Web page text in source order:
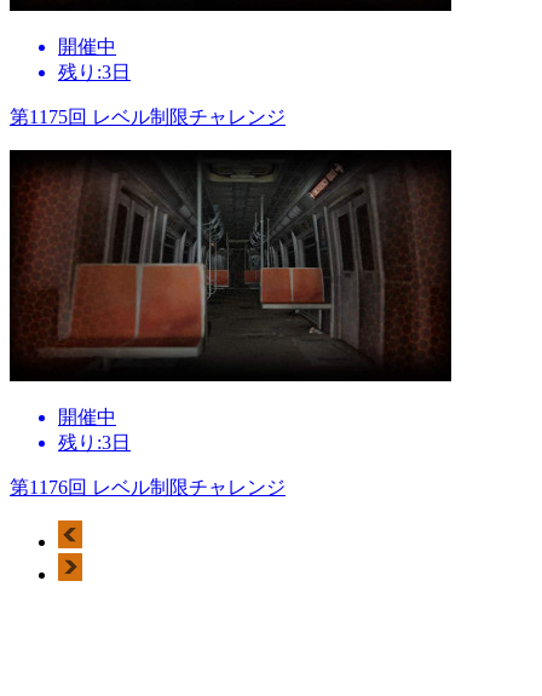
開催中
残り:3日
第1175回 レベル制限チャレンジ
開催中
残り:3日
第1176回 レベル制限チャレンジ